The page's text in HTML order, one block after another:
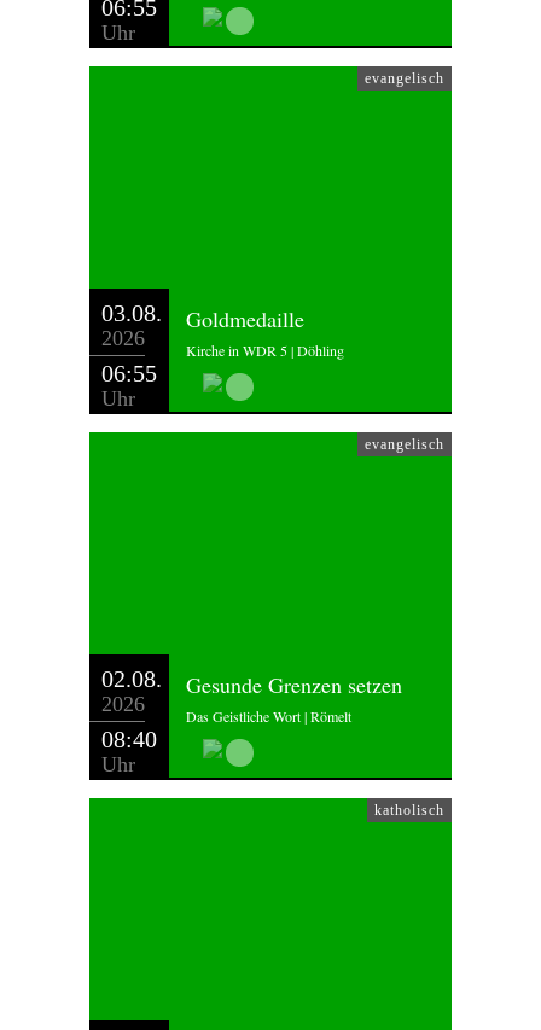
06:55
Uhr
evangelisch
03.08.
2026
06:55
Uhr
Goldmedaille
Kirche in WDR 5 | Döhling
evangelisch
02.08.
2026
08:40
Uhr
Gesunde Grenzen setzen
Das Geistliche Wort | Römelt
katholisch